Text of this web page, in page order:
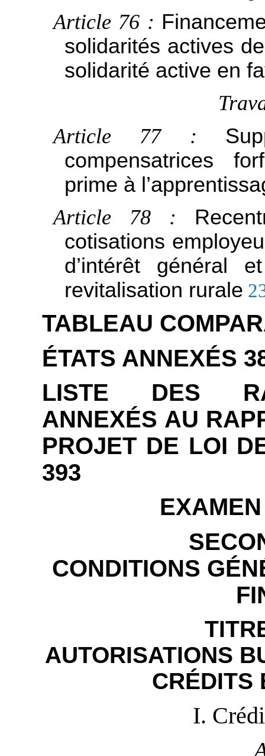
Article 76 :
solidarités actives
solidarité active en
Article 77 :
compensatrices
prime à
Article 78 :
cotisations
d’intérêt général
revitalisation rurale
TABLEAU
ÉTATS ANNEXÉS
LISTE DES
ANNEXÉS AU
PROJET DE LOI
393
CONDITIONS
AUTORISATIONS
CRÉDITS
I.